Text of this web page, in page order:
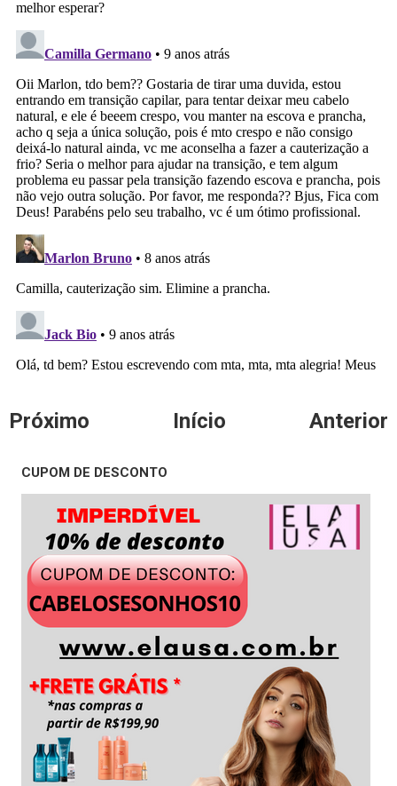
Próximo Anterior
Início
CUPOM DE DESCONTO